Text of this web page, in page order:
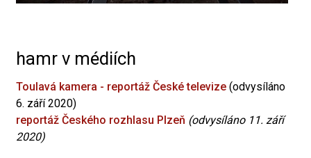
hamr v médiích
Toulavá kamera - reportáž České televize (odvysíláno
6. září 2020)
reportáž Českého rozhlasu Plzeň (odvysíláno 11. září
2020)